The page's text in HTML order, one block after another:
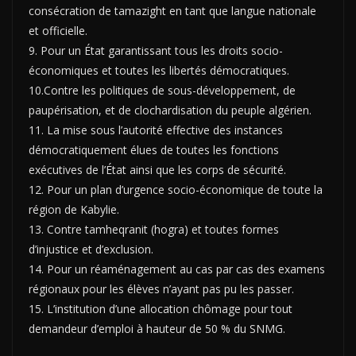
consécration de tamazight en tant que langue nationale
et officielle.
9. Pour un État garantissant tous les droits socio-
économiques et toutes les libertés démo­cratiques.
10.Contre les politiques de sous-développement, de
paupérisation, et de clochardisation du peuple algérien.
11. La mise sous l’autorité effective des instances
démocratiquement élues de toutes les fonc­tions
exécutives de l’État ainsi que les corps de sécurité.
12. Pour un plan d’urgence socio-économique de toute la
région de Kabylie.
13. Contre tamheqranit (hogra) et toutes formes
d’injustice et d’exclusion.
14. Pour un réaménagement au cas par cas des examens
régionaux pour les élèves n’ayant pas pu les passer.
15. L’institution d’une allocation chômage pour tout
demandeur d’emploi à hauteur de 50 % du SNMG.